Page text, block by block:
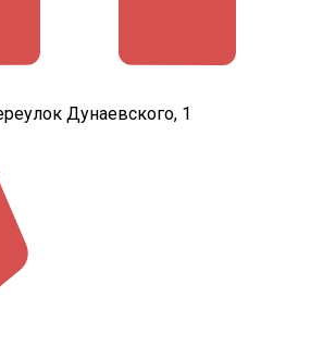
Дунаевского, 1